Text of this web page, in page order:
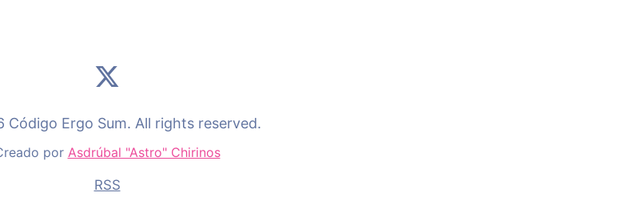
Código Ergo Sum. All rights reserved.
por Asdrúbal "Astro" Chirinos
RSS